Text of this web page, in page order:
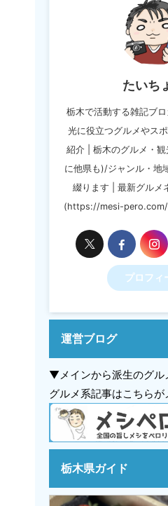
たいち
栃木で活動する雑記ブ
光に役立つグルメやス
紹介 | 栃木のグルメ・観
に他県も)/ジャンル・地
綴ります | 最新グルメ
(https://mesi-pero.com/
プロフィ
運営ブログ
▼メインから派生のグル
グルメ系記事はこちらが
栃木県ガイド